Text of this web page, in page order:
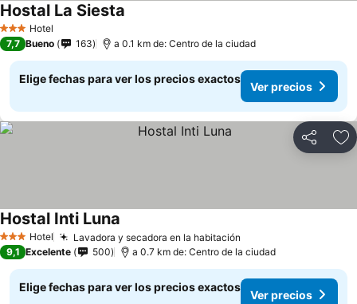
3 Estrellas
Hotel
Hostal La Siesta
7,7 Bueno 163 a 0.1 km de: Centro de la ciudad
Elige fechas para ver los precios exactos
Ver precios
Compartir
3 Estrellas
Hotel Lavadora y secadora en la habitación
Hostal Inti Luna
9,1 Excelente 500 a 0.7 km de: Centro de la ciudad
Elige fechas para ver los precios exactos
Ver precios